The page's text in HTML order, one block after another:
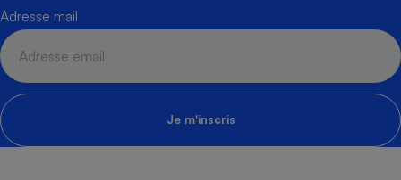
Adresse mail
Je m'inscris